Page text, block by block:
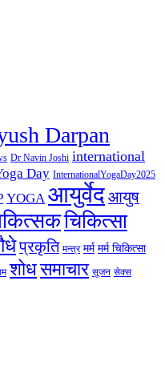
Darpan
Dr Navin Joshi international
Day InternationalYogaDay2025
YOGA आयुर्वेदआयुष
चिकित्सा
प्रकृति मन्त्र मर्म मर्म चिकित्सा
शोधसमाचार सूजन सेक्स